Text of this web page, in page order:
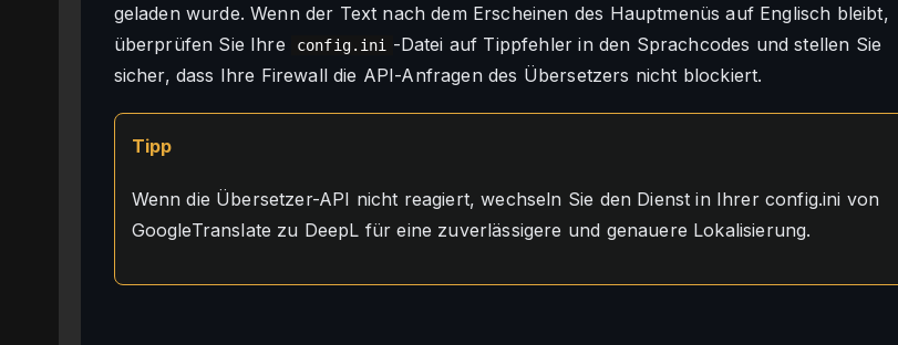
geladen wurde. Wenn der Text nach dem Erscheinen des Hauptmenüs auf Englisch bleibt,
überprüfen Sie Ihre
config.ini
-Datei auf Tippfehler in den Sprachcodes und stellen Sie
sicher, dass Ihre Firewall die API-Anfragen des Übersetzers nicht blockiert.
Tipp
Wenn die Übersetzer-API nicht reagiert, wechseln Sie den Dienst in Ihrer config.ini von
GoogleTranslate zu DeepL für eine zuverlässigere und genauere Lokalisierung.